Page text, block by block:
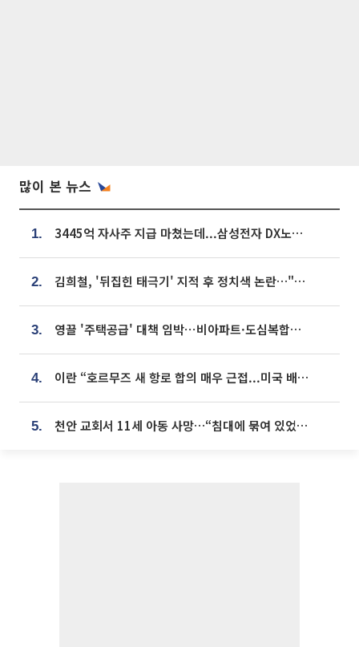
많이 본 뉴스
1. 3445억 자사주 지급 마쳤는데...삼성전자 DX노조, 뒤늦은 '떼쓰기 집회'
2. 김희철, '뒤집힌 태극기' 지적 후 정치색 논란…"좌우 떠나 우리나라 국기"
3. 영끌 '주택공급' 대책 임박⋯비아파트·도심복합까지 총동원
4. 이란 “호르무즈 새 항로 합의 매우 근접...미국 배상 먼저”
5. 천안 교회서 11세 아동 사망…“침대에 묶여 있었다” 진술 확보